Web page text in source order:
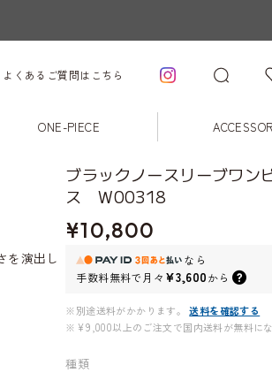
よくあるご質問はこちら
ONE-PIECE
を演出し
ブラックノースリーブワン
ス W00318
¥10,800
なら
手数料無料で月々 ¥3,600から
※別途送料がかかります。
送料を確認する
※¥9,000以上のご注文で国内送料が無料にな
種類